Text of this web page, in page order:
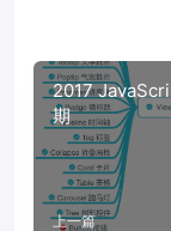
2017
期
上一篇